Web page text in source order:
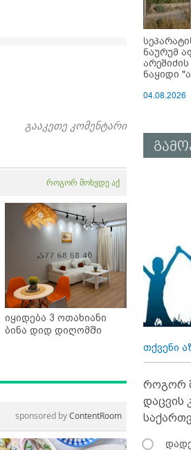
გააკეთე კომენტარი
როგორ მოხვდე აქ
იყიდება 3 ოთახიანი
ბინა დიდ დიღომში
sponsored byContentRoom
ნაურუმ
ნაყიდი
04.08.2026
თქვენი
როგორ
დაცვის